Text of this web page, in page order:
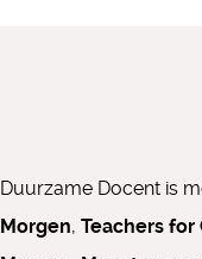
Duurzame Docent is
Morgen, Teachers for